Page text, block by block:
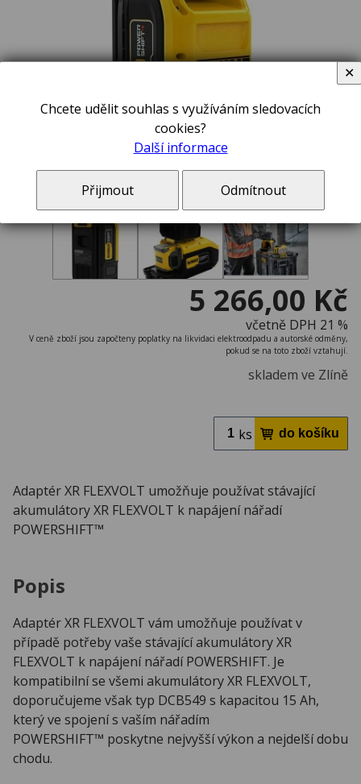
5 266,00 Kč
včetně DPH 21 %
V ceně zboží jsou započteny poplatky na likvidaci elektroodpadu a autorské odměny,
pokud se na toto zboží vztahují.
skladem ve Zlíně
ks
Adaptér XR FLEXVOLT umožňuje používat stávající
akumulátory XR FLEXVOLT k napájení nářadí
POWERSHIFT™
Popis
Adaptér XR FLEXVOLT vám umožňuje používat v
případě potřeby vaše stávající akumulátory XR
FLEXVOLT k napájení nářadí POWERSHIFT. Je
kompatibilní se všemi akumulátory XR FLEXVOLT,
doporučujeme však typ DCB549 s kapacitou 15 Ah,
který ve spojení s vaším nářadím
POWERSHIFT™ poskytne nejvyšší výkon a nejdelší dobu
chodu.
Chcete udělit souhlas s využíváním sledovacích
cookies?
Další informace
Přijmout Odmítnout
✕